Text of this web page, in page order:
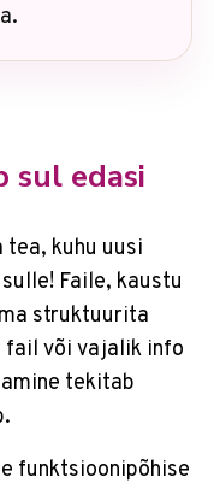
sul edasi
tea, kuhu uusi
Faile, kaustu
struktuurita
fail või vajalik info
tekitab
funktsioonipõhise